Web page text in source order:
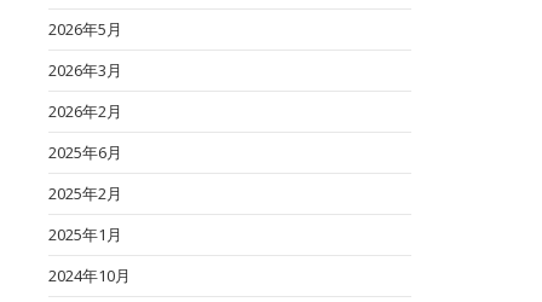
2026年5月
2026年3月
2026年2月
2025年6月
2025年2月
2025年1月
2024年10月